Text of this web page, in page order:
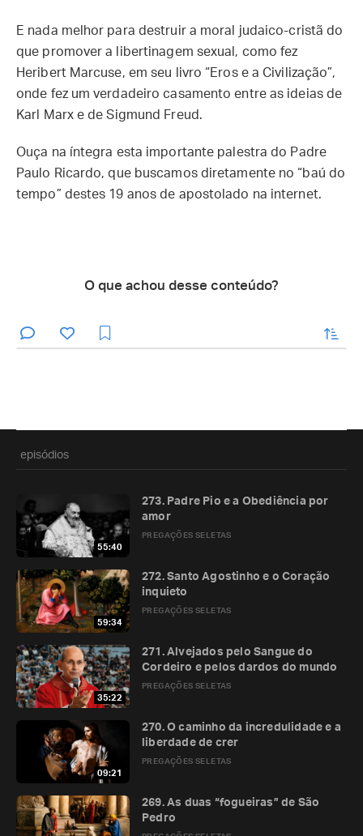
E nada melhor para destruir a moral judaico-cristã do
que promover a libertinagem sexual, como fez
Heribert Marcuse, em seu livro “Eros e a Civilização”,
onde fez um verdadeiro casamento entre as ideias de
Karl Marx e de Sigmund Freud.
Ouça na íntegra esta importante palestra do Padre
Paulo Ricardo, que buscamos diretamente no “baú do
tempo” destes 19 anos de apostolado na internet.
O que achou desse conteúdo?
enviar
episódios
55:40
PREGAÇÕES SELETAS
273. Padre Pio e a Obediência por
amor
59:34
PREGAÇÕES SELETAS
272. Santo Agostinho e o Coração
inquieto
35:22
PREGAÇÕES SELETAS
271. Alvejados pelo Sangue do
Cordeiro e pelos dardos do mundo
09:21
PREGAÇÕES SELETAS
270. O caminho da incredulidade e a
liberdade de crer
269. As duas “fogueiras” de São
Pedro